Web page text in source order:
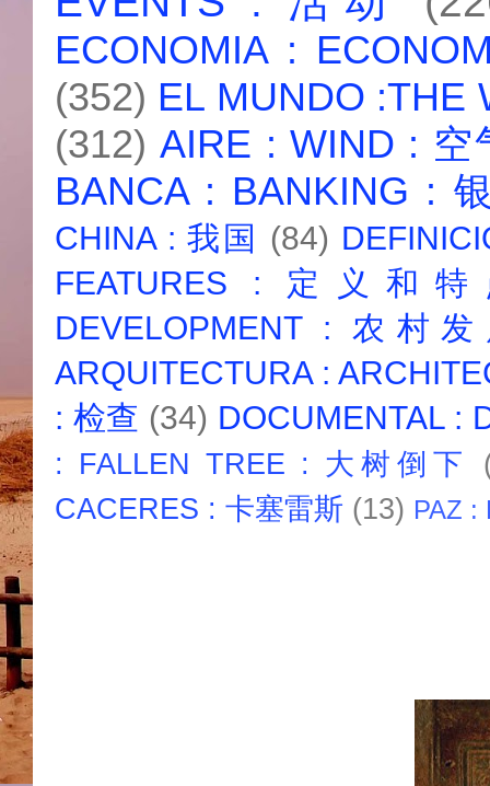
ECONOMIA :
(352) EL MUNDO :THE
(312) AIRE : WIND : 空
BANCA : BANKING :
CHINA : 我国 (84)
FEATURES : 定义和
DEVELOPMENT : 农村
ARQUITECTURA :
: 检查 (34) DOCUMENTAL :
: FALLEN TREE : 大树倒下
CACERES : 卡塞雷斯 (13) PAZ :